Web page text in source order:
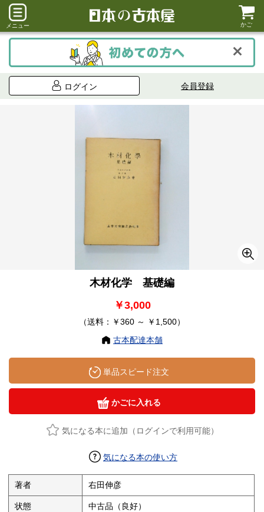
メニュー かご
ログイン 会員登録
木材化学 基礎編
￥3,000
（送料：￥360 ～ ￥1,500）
古本配達本舗
単品スピード注文
かごに入れる
気になる本に追加（ログインで利用可能）
気になる本の使い方
著者 右田伸彦
状態 中古品（良好）